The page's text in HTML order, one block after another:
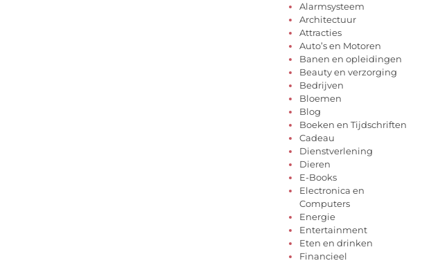
Alarmsysteem
Architectuur
Attracties
Auto’s en Motoren
Banen en opleidingen
Beauty en verzorging
Bedrijven
Bloemen
Blog
Boeken en Tijdschriften
Cadeau
Dienstverlening
Dieren
E-Books
Electronica en
Computers
Energie
Entertainment
Eten en drinken
Financieel